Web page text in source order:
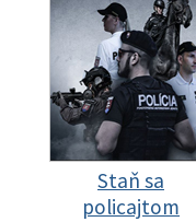
Staň sa
policajtom